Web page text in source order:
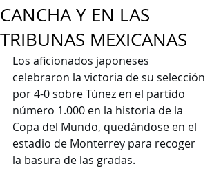
CANCHA Y EN LAS
TRIBUNAS MEXICANAS
Los aficionados japoneses
celebraron la victoria de su selección
por 4-0 sobre Túnez en el partido
número 1.000 en la historia de la
Copa del Mundo, quedándose en el
estadio de Monterrey para recoger
la basura de las gradas.